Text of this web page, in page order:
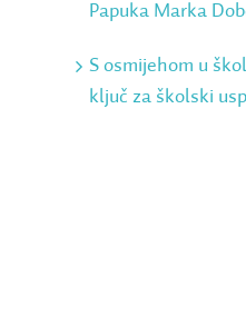
Papuka Marka
S osmijehom u
ključ za školski